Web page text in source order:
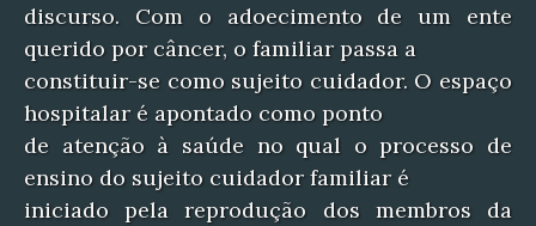
discurso. Com o adoecimento de um ente
querido por câncer, o familiar passa a
constituir-se como sujeito cuidador. O espaço
hospitalar é apontado como ponto
de atenção à saúde no qual o processo de
ensino do sujeito cuidador familiar é
iniciado pela reprodução dos membros da